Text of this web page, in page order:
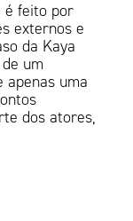
é feito por
externos e
da Kaya
um
apenas uma
dos atores,